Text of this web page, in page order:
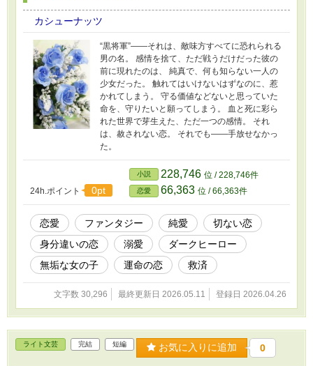
カシューナッツ
“黒将軍”――それは、敵味方すべてに恐れられる
男の名。 感情を捨て、ただ戦うだけだった彼の
前に現れたのは、 純真で、何も知らない一人の
少女だった。 触れてはいけないはずなのに、惹
かれてしまう。 守る価値などないと思っていた
命を、守りたいと願ってしまう。 血と死に彩ら
れた世界で芽生えた、ただ一つの感情。 それ
は、赦されない恋。 それでも――手放せなかっ
た。
24h.ポイント 0pt
小説 228,746 位 / 228,746件
恋愛 66,363 位 / 66,363件
恋愛 ファンタジー 純愛
切ない恋
身分違いの恋
溺愛
ダークヒーロー
無垢な女の子
運命の恋 救済
文字数 30,296 最終更新日 2026.05.11 登録日 2026.04.26
ライト文芸 完結 短編 お気に入りに追加 0